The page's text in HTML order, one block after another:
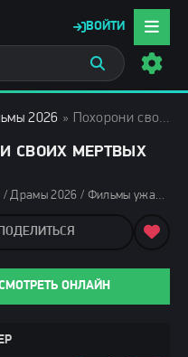
ВОЙТИ
2026 » Похорони своих мертвых (2026)
СВОИХ МЕРТВЫХ
Фильмы 2026 / Драмы 2026 / Фильмы ужасов 2026 / Фантастические фильмы 2026 / Последние фильмы 2026 / Новинки кино 2026 / Фильмы марта 2026 / Зарубежные фильмы 2026 / Фильмы весны 2026 / Смотреть фильмы онлайн
ОНЛАЙН